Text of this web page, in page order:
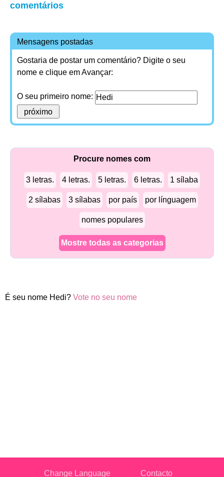
comentários
Mensagens postadas
Gostaria de postar um comentário? Digite o seu
nome e clique em Avançar:
O seu primeiro nome:
Procure nomes com
3 letras. 4 letras. 5 letras. 6 letras. 1 sílaba
2 sílabas 3 sílabas por país por línguagem
nomes populares
Mostre todas as categorias
É seu nome Hedi? Vote no seu nome
Change Language Contacto